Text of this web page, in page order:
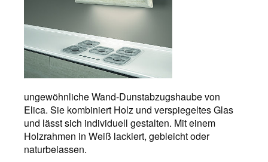
ungewöhnliche Wand-Dunstabzugshaube von
Elica. Sie kombiniert Holz und verspiegeltes Glas
und lässt sich individuell gestalten. Mit einem
Holzrahmen in Weiß lackiert, gebleicht oder
naturbelassen.